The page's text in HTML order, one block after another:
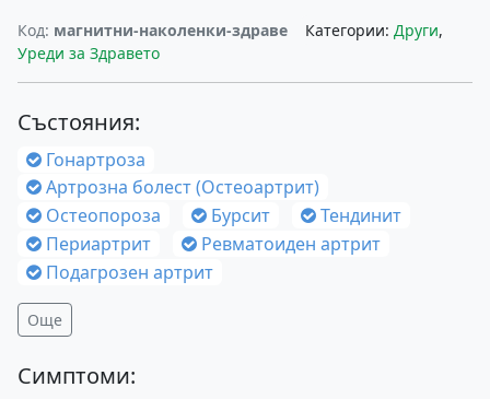
Код: магнитни-наколенки-здраве Категории: Други,
Уреди за Здравето
Състояния:
Гонартроза
Артрозна болест (Остеоартрит)
Остеопороза
Бурсит
Тендинит
Периартрит
Ревматоиден артрит
Подагрозен артрит
Още
Симптоми: